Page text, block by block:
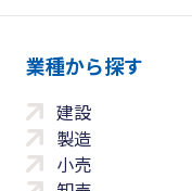
業種から探す
建設
製造
小売